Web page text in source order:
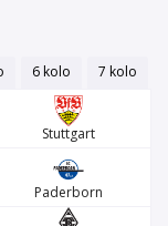
6 kolo 7 kolo
Stuttgart
Paderborn